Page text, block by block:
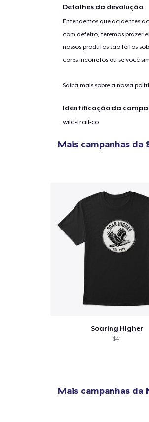
Detalhes da devolução
Entendemos que acidentes
com defeito, teremos prazer
nossos produtos são feitos
cores incorretos ou se você
Saiba mais sobre a nossa
Identificação da
wild-trail-co
Mais campanhas da
Soaring Higher
$41
Mais campanhas da